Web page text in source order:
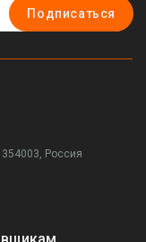
Подписаться
Россия